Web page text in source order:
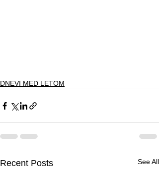
DNEVI MED LETOM
Recent Posts See All